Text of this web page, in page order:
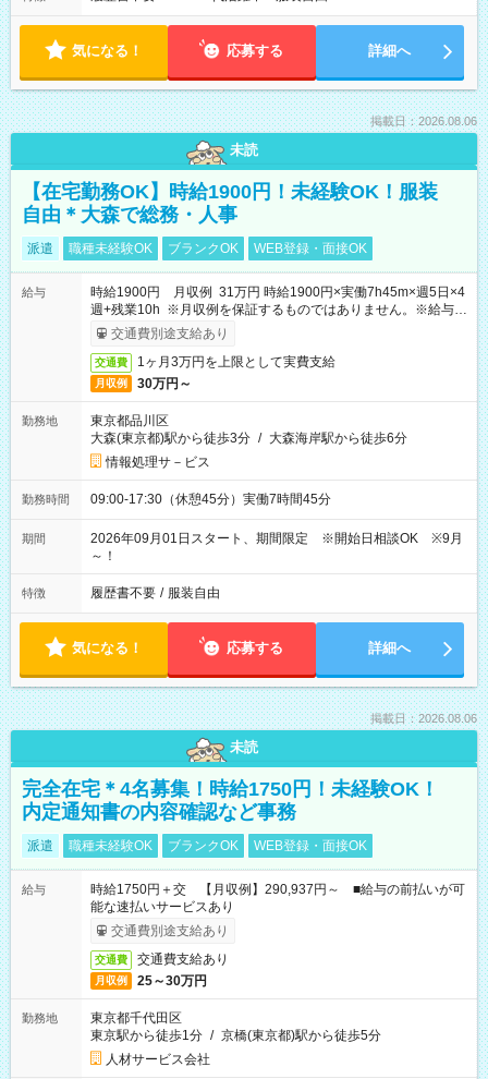
気になる！ 応募する 詳細へ
掲載日：2026.08.06
未読
【在宅勤務OK】時給1900円！未経験OK！服装
自由＊大森で総務・人事
派遣 職種未経験OK ブランクOK WEB登録・面接OK
給与
時給1900円 月収例 31万円 時給1900円×実働7h45m×週5日×4
週+残業10h ※月収例を保証するものではありません。※給与即
受取りサービス利用可（利用条件有）
交通費別途支給あり
交通費 1ヶ月3万円を上限として実費支給
月収例 30万円～
勤務地
東京都品川区
大森(東京都)駅から徒歩3分 / 大森海岸駅から徒歩6分
情報処理サ－ビス
勤務時間 09:00-17:30（休憩45分）実働7時間45分
期間
2026年09月01日スタート、期間限定 ※開始日相談OK ※9月
～！
特徴 履歴書不要 / 服装自由
気になる！ 応募する 詳細へ
掲載日：2026.08.06
未読
完全在宅＊4名募集！時給1750円！未経験OK！
内定通知書の内容確認など事務
派遣 職種未経験OK ブランクOK WEB登録・面接OK
給与
時給1750円＋交 【月収例】290,937円～ ■給与の前払いが可
能な速払いサービスあり
交通費別途支給あり
交通費 交通費支給あり
月収例 25～30万円
勤務地
東京都千代田区
東京駅から徒歩1分 / 京橋(東京都)駅から徒歩5分
人材サービス会社